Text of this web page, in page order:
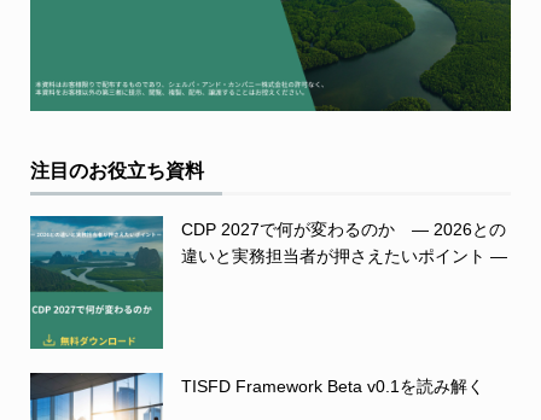
注目のお役立ち資料
CDP 2027で何が変わるのか ― 2026との
違いと実務担当者が押さえたいポイント ―
TISFD Framework Beta v0.1を読み解く